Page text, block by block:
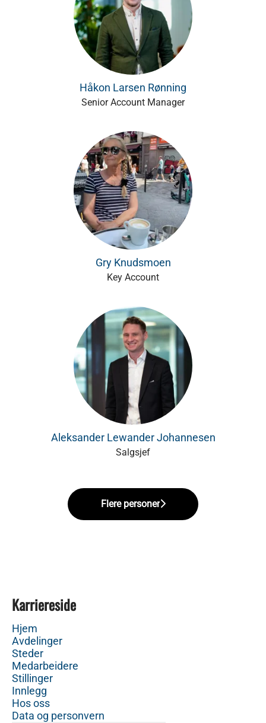
Håkon Larsen Rønning
Senior Account Manager
Gry Knudsmoen
Key Account
Aleksander Lewander Johannesen
Salgsjef
Flere personer
Karriereside
Hjem
Avdelinger
Steder
Medarbeidere
Stillinger
Innlegg
Hos oss
Data og personvern